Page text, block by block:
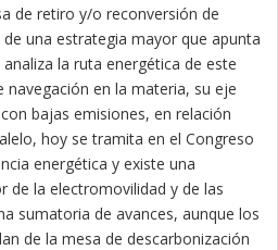
de retiro y/o reconversión de
una estrategia mayor que apunta
la ruta energética de este
navegación en la materia, su eje
bajas emisiones, en relación
hoy se tramita en el Congreso
energética y existe una
de la electromovilidad y de las
sumatoria de avances, aunque los
de la mesa de descarbonización